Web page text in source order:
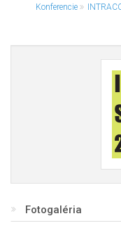
Konferencie
Fotogaléria